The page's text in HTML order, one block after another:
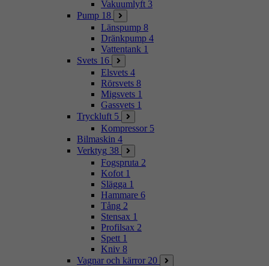
Vakuumlyft 3
Pump 18
Länspump 8
Dränkpump 4
Vattentank 1
Svets 16
Elsvets 4
Rörsvets 8
Migsvets 1
Gassvets 1
Tryckluft 5
Kompressor 5
Bilmaskin 4
Verktyg 38
Fogspruta 2
Kofot 1
Slägga 1
Hammare 6
Tång 2
Stensax 1
Profilsax 2
Spett 1
Kniv 8
Vagnar och kärror 20